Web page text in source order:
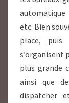
automatique
etc. Bien
place,
s’organisent
plus grande
ainsi que
dispatcher